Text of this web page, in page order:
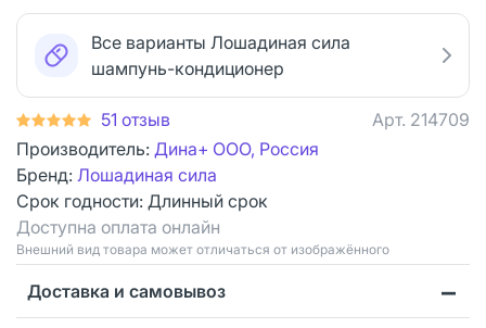
Все варианты Лошадиная сила
шампунь-кондиционер
51 отзыв Арт. 214709
Производитель: Дина+ ООО, Россия
Бренд: Лошадиная сила
Срок годности: Длинный срок
Доступна оплата онлайн
Bнешний вид товара может отличаться от изображённого
Доставка и самовывоз